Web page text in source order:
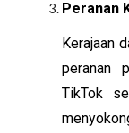
Peranan
Kerajaan
peranan
TikTok